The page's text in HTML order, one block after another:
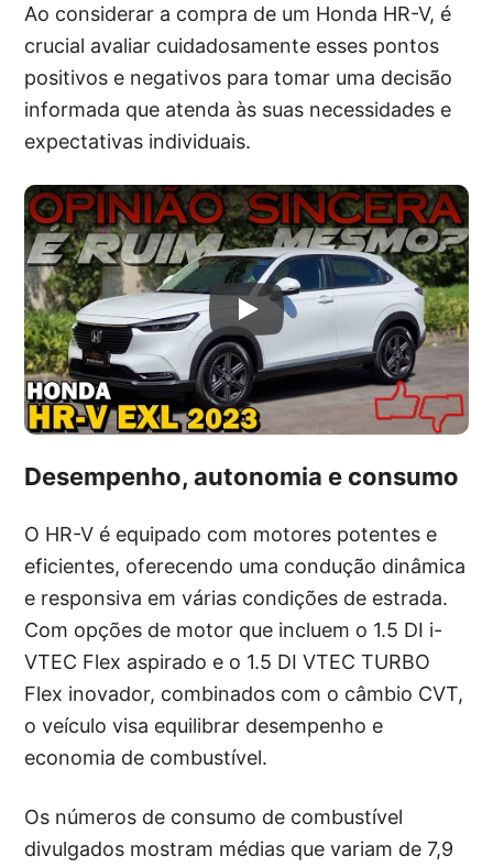
Ao considerar a compra de um Honda HR-V, é
crucial avaliar cuidadosamente esses pontos
positivos e negativos para tomar uma decisão
informada que atenda às suas necessidades e
expectativas individuais.
Desempenho, autonomia e consumo
O HR-V é equipado com motores potentes e
eficientes, oferecendo uma condução dinâmica
e responsiva em várias condições de estrada.
Com opções de motor que incluem o 1.5 DI i-
VTEC Flex aspirado e o 1.5 DI VTEC TURBO
Flex inovador, combinados com o câmbio CVT,
o veículo visa equilibrar desempenho e
economia de combustível.
Os números de consumo de combustível
divulgados mostram médias que variam de 7,9